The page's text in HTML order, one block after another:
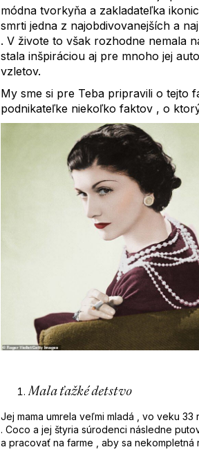
módna tvorkyňa a zakladateľka
smrti jedna z najobdivovanejších a
. V živote to však rozhodne nemala
stala inšpiráciou aj pre mnoho jej
vzletov.
My sme si pre Teba pripravili o tejto
podnikateľke niekoľko faktov , o
Mala ťažké detstvo
Jej mama umrela veľmi mladá , vo veku
. Coco a jej štyria súrodenci následne
a pracovať na farme , aby sa